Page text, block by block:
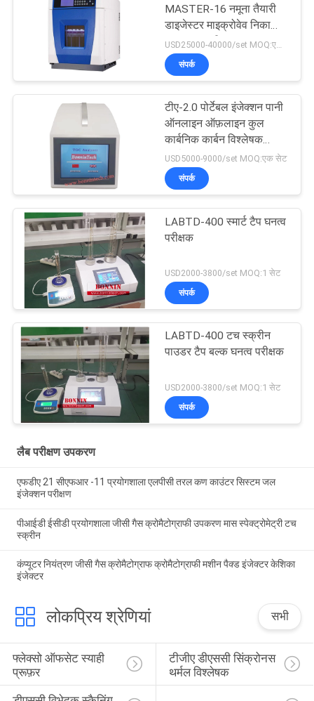
MASTER-16 नमूना तैयारी
डाइजेस्टर माइक्रोवेव निकासी
पाचन प्रणाली
संपर्क
टीए-2.0 पोर्टेबल इंजेक्शन पानी
ऑनलाइन ऑफ़लाइन कुल
कार्बनिक कार्बन विश्लेषक
टीओसी परीक्षक
USD5000-9000/set MOQ:एक सेट
संपर्क
LABTD-400 स्मार्ट टैप घनत्व
परीक्षक
USD2000-3800/set MOQ:1 सेट
संपर्क
LABTD-400 टच स्क्रीन
पाउडर टैप बल्क घनत्व परीक्षक
USD2000-3800/set MOQ:1 सेट
संपर्क
लैब परीक्षण उपकरण
एफडीए 21 सीएफआर -11 प्रयोगशाला एलपीसी तरल कण काउंटर सिस्टम जल
इंजेक्शन परीक्षण
पीआईडी ​​ईसीडी प्रयोगशाला जीसी गैस क्रोमैटोग्राफी उपकरण मास स्पेक्ट्रोमेट्री टच
स्क्रीन
कंप्यूटर नियंत्रण जीसी गैस क्रोमैटोग्राफ क्रोमैटोग्राफी मशीन पैक्ड इंजेक्टर केशिका
इंजेक्टर
लोकप्रिय श्रेणियां सभी
फ्लेक्सो ऑफसेट स्याही
प्रूफ़र
टीजीए डीएससी सिंक्रोनस
थर्मल विश्लेषक